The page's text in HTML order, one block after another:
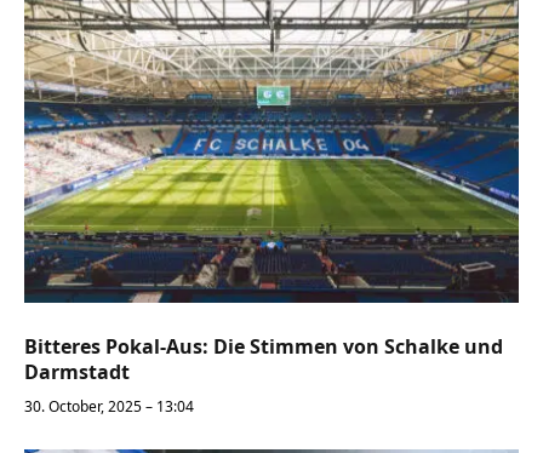
Bitteres Pokal-Aus: Die Stimmen von Schalke und
Darmstadt
30. October, 2025 – 13:04